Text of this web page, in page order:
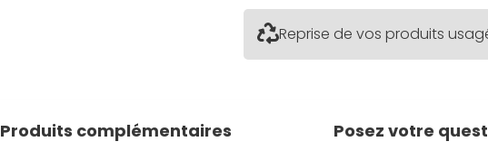
Reprise de vos produits
Produits complémentaires Posez votre